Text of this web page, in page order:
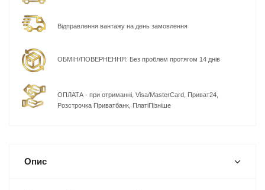
Відправлення вантажу на день замовлення
ОБМІН/ПОВЕРНЕННЯ: Без проблем протягом 14 днів
ОПЛАТА - при отриманні, Visa/MasterCard, Приват24,
Розстрочка Приватбанк, ПлатіПізніше
Опис